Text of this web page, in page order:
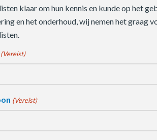
klaar om hun kennis en kunde op het
en het onderhoud, wij nemen het graag
(Vereist)
(Vereist)